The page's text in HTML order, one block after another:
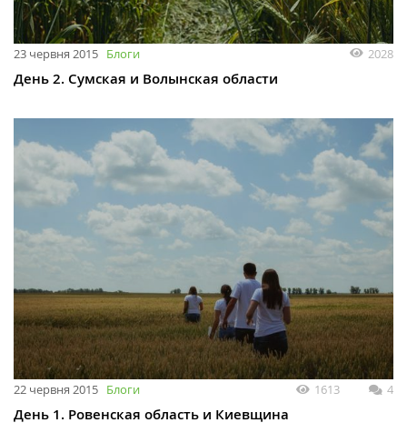
23 червня 2015 Блоги 2028
День 2. Сумская и Волынская области
22 червня 2015 Блоги 1613 4
День 1. Ровенская область и Киевщина